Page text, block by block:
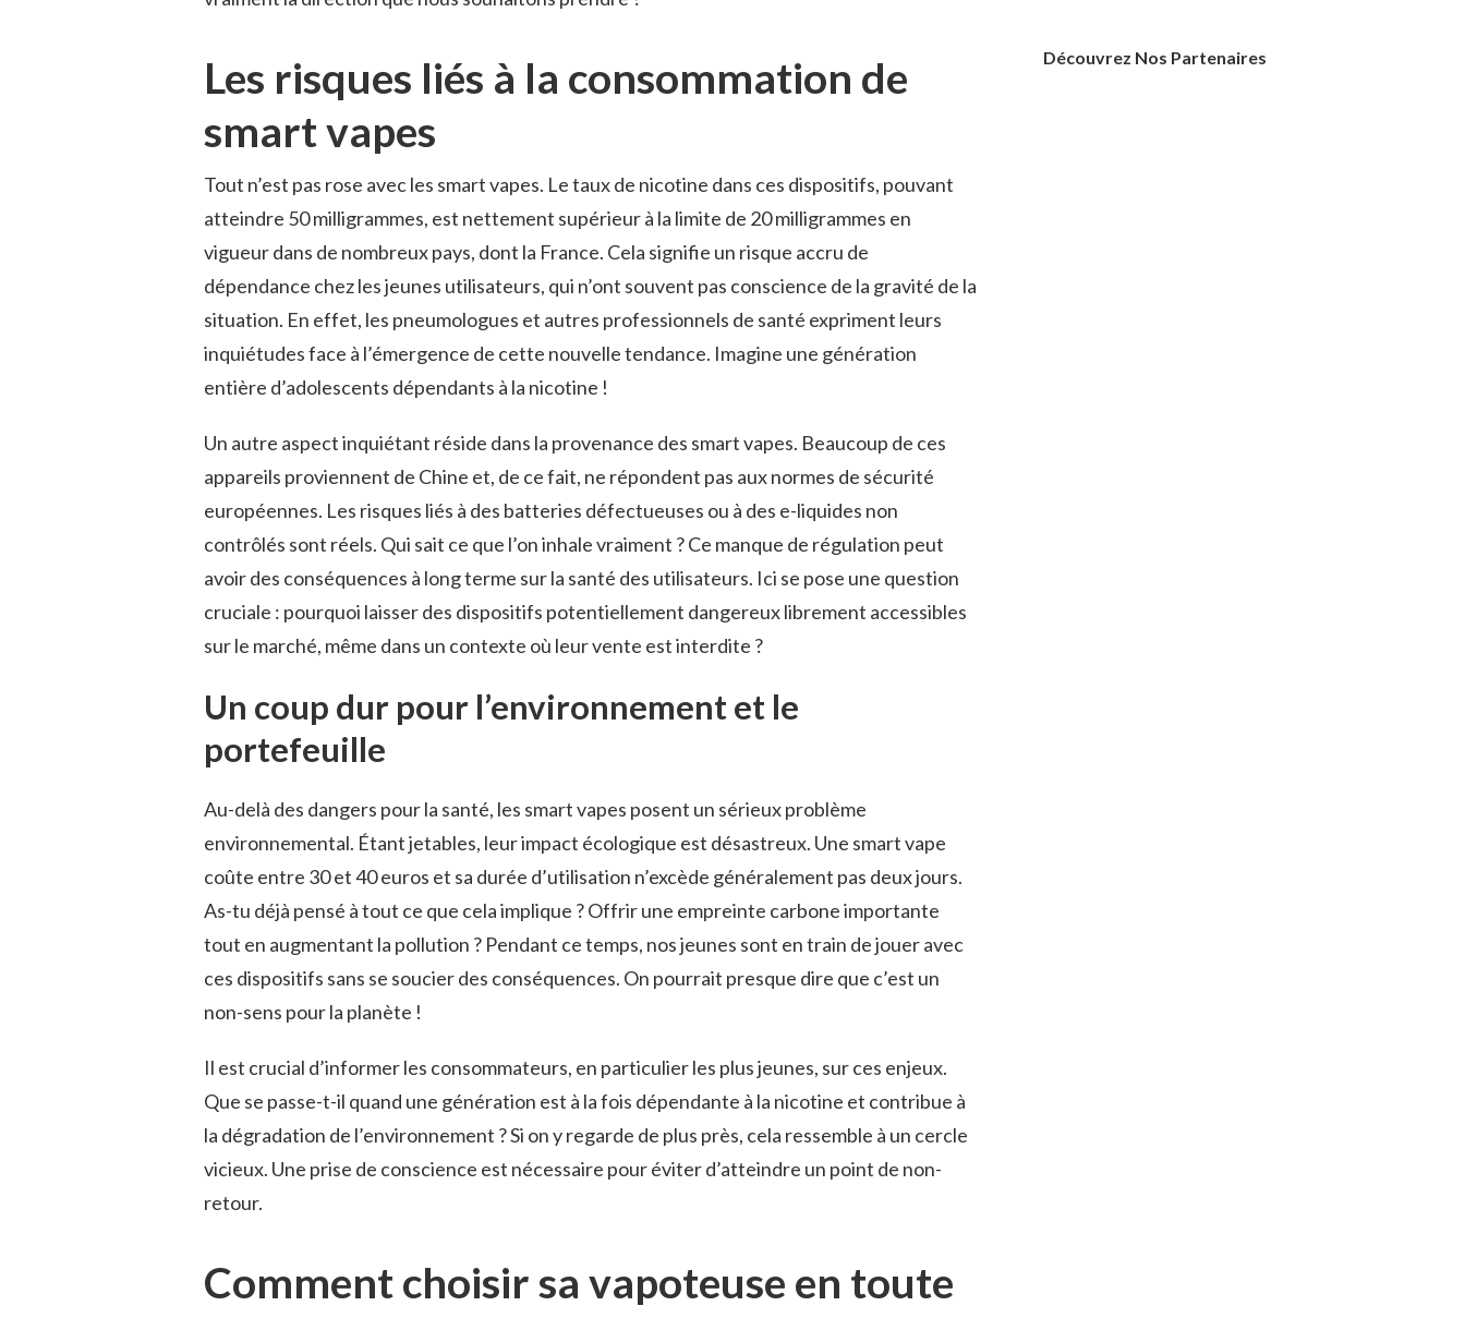
Les risques liés à la consommation de
smart vapes
Tout n’est pas rose avec les smart vapes. Le taux de nicotine dans ces dispositifs, pouvant
atteindre 50 milligrammes, est nettement supérieur à la limite de 20 milligrammes en
vigueur dans de nombreux pays, dont la France. Cela signifie un risque accru de
dépendance chez les jeunes utilisateurs, qui n’ont souvent pas conscience de la gravité de la
situation. En effet, les pneumologues et autres professionnels de santé expriment leurs
inquiétudes face à l’émergence de cette nouvelle tendance. Imagine une génération
entière d’adolescents dépendants à la nicotine !
Un autre aspect inquiétant réside dans la provenance des smart vapes. Beaucoup de ces
appareils proviennent de Chine et, de ce fait, ne répondent pas aux normes de sécurité
européennes. Les risques liés à des batteries défectueuses ou à des e-liquides non
contrôlés sont réels. Qui sait ce que l’on inhale vraiment ? Ce manque de régulation peut
avoir des conséquences à long terme sur la santé des utilisateurs. Ici se pose une question
cruciale : pourquoi laisser des dispositifs potentiellement dangereux librement accessibles
sur le marché, même dans un contexte où leur vente est interdite ?
Un coup dur pour l’environnement et le
portefeuille
Au-delà des dangers pour la santé, les smart vapes posent un sérieux problème
environnemental. Étant jetables, leur impact écologique est désastreux. Une smart vape
coûte entre 30 et 40 euros et sa durée d’utilisation n’excède généralement pas deux jours.
As-tu déjà pensé à tout ce que cela implique ? Offrir une empreinte carbone importante
tout en augmentant la pollution ? Pendant ce temps, nos jeunes sont en train de jouer avec
ces dispositifs sans se soucier des conséquences. On pourrait presque dire que c’est un
non-sens pour la planète !
Il est crucial d’informer les consommateurs, en particulier les plus jeunes, sur ces enjeux.
Que se passe-t-il quand une génération est à la fois dépendante à la nicotine et contribue à
la dégradation de l’environnement ? Si on y regarde de plus près, cela ressemble à un cercle
vicieux. Une prise de conscience est nécessaire pour éviter d’atteindre un point de non-
retour.
Comment choisir sa vapoteuse en toute
Découvrez Nos Partenaires